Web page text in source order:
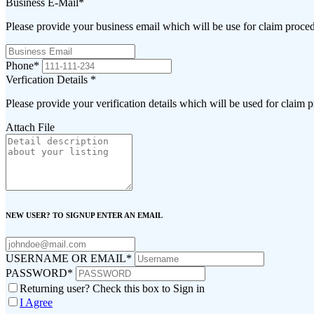
Business E-Mail*
Please provide your business email which will be use for claim
Phone*
Verfication Details *
Please provide your verification details which will be used for claim
Attach File
NEW USER? TO SIGNUP ENTER AN EMAIL
USERNAME OR EMAIL*
PASSWORD*
Returning user? Check this box to Sign in
I Agree